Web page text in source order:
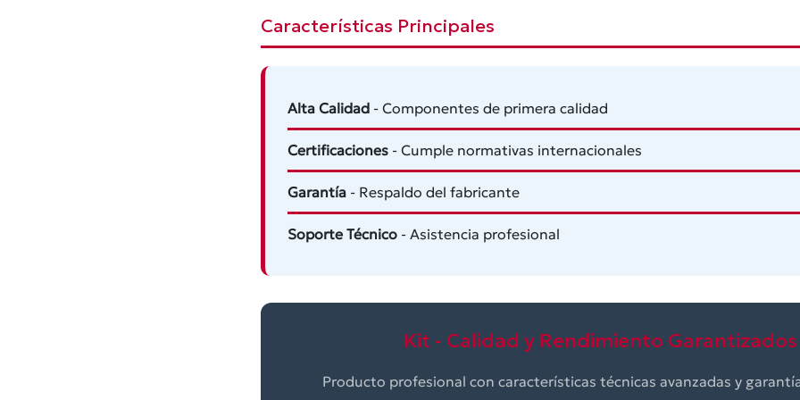
Características Principales
Alta Calidad - Componentes de primera calidad
Certificaciones - Cumple normativas internacionales
Garantía - Respaldo del fabricante
Soporte Técnico - Asistencia profesional
Kit - Calidad y Rendimiento Garantizados
Producto profesional con características técnicas avanzadas y